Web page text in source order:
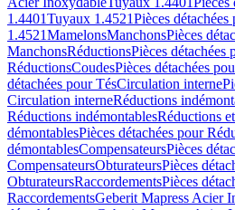
1.4401Tuyaux 1.4521Pièces
1.4521MamelonsManchonsPièces
ManchonsRéductionsPièces détachées
RéductionsCoudesPièces détachées
détachées pour TésCirculation interne
Circulation interneRéductions
Réductions indémontablesRéductions
démontablesPièces détachées pour
démontablesCompensateursPièces
CompensateursObturateursPièces
ObturateursRaccordementsPièces
RaccordementsGeberit Mapress Acier